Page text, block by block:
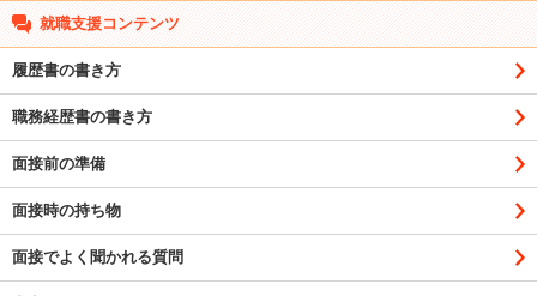
就職支援コンテンツ
履歴書の書き方
職務経歴書の書き方
面接前の準備
面接時の持ち物
面接でよく聞かれる質問